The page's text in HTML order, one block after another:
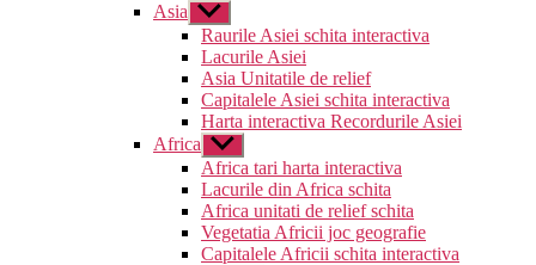
Asia Arată
submeniul
Raurile Asiei schita interactiva
Lacurile Asiei
Asia Unitatile de relief
Capitalele Asiei schita interactiva
Harta interactiva Recordurile Asiei
Africa Arată
submeniul
Africa tari harta interactiva
Lacurile din Africa schita
Africa unitati de relief schita
Vegetatia Africii joc geografie
Capitalele Africii schita interactiva